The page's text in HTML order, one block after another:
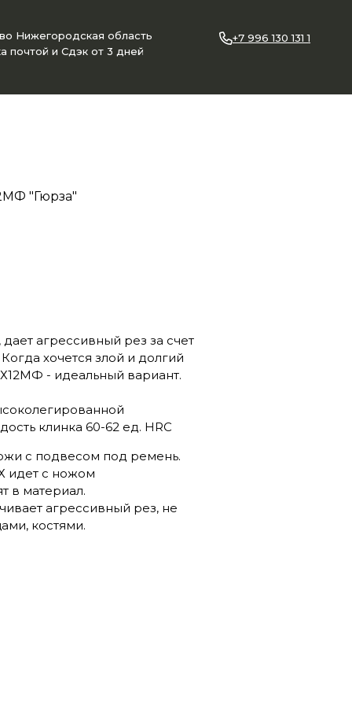
Нижегородская область
почтой и Сдэк от 3 дней
+7 996 130 131 1
"Гюрза"
агрессивный рез за счет
хочется злой и долгий
- идеальный вариант.
клинка 60-62 ед. HRC
с подвесом под ремень.
идет с ножом
в материал.
агрессивный рез, не
костями.